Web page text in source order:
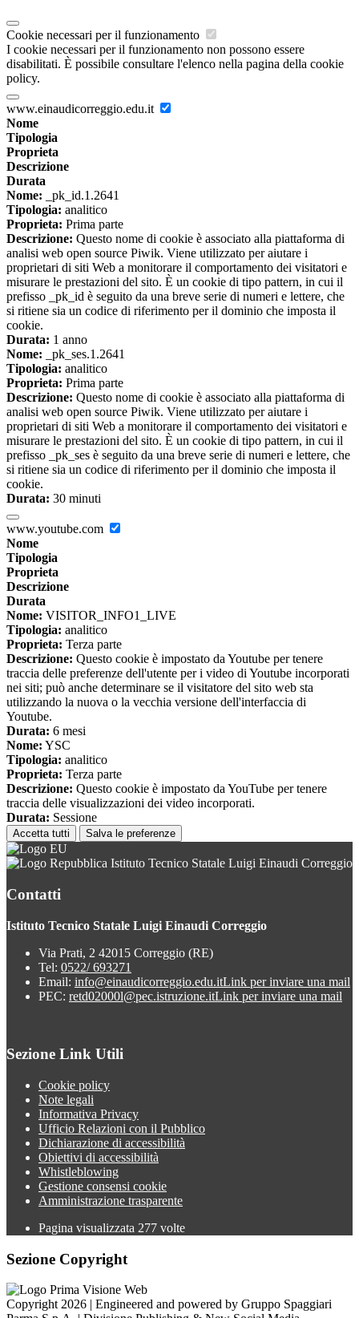
Cookie necessari per il funzionamento
I cookie necessari per il funzionamento non possono essere
disabilitati. È possibile consultare l'elenco nella pagina della cookie
policy.
www.einaudicorreggio.edu.it
Nome
Tipologia
Proprieta
Descrizione
Durata
Nome: _pk_id.1.2641
Tipologia: analitico
Proprieta: Prima parte
Descrizione: Questo nome di cookie è associato alla piattaforma di
analisi web open source Piwik. Viene utilizzato per aiutare i
proprietari di siti Web a monitorare il comportamento dei visitatori e
misurare le prestazioni del sito. È un cookie di tipo pattern, in cui il
prefisso _pk_id è seguito da una breve serie di numeri e lettere, che
si ritiene sia un codice di riferimento per il dominio che imposta il
cookie.
Durata: 1 anno
Nome: _pk_ses.1.2641
Tipologia: analitico
Proprieta: Prima parte
Descrizione: Questo nome di cookie è associato alla piattaforma di
analisi web open source Piwik. Viene utilizzato per aiutare i
proprietari di siti Web a monitorare il comportamento dei visitatori e
misurare le prestazioni del sito. È un cookie di tipo pattern, in cui il
prefisso _pk_ses è seguito da una breve serie di numeri e lettere, che
si ritiene sia un codice di riferimento per il dominio che imposta il
cookie.
Durata: 30 minuti
www.youtube.com
Nome
Tipologia
Proprieta
Descrizione
Durata
Nome: VISITOR_INFO1_LIVE
Tipologia: analitico
Proprieta: Terza parte
Descrizione: Questo cookie è impostato da Youtube per tenere
traccia delle preferenze dell'utente per i video di Youtube incorporati
nei siti; può anche determinare se il visitatore del sito web sta
utilizzando la nuova o la vecchia versione dell'interfaccia di
Youtube.
Durata: 6 mesi
Nome: YSC
Tipologia: analitico
Proprieta: Terza parte
Descrizione: Questo cookie è impostato da YouTube per tenere
traccia delle visualizzazioni dei video incorporati.
Durata: Sessione
Accetta tutti Salva le preferenze
Istituto Tecnico Statale Luigi Einaudi Correggio
Contatti
Istituto Tecnico Statale Luigi Einaudi Correggio
Via Prati, 2 42015 Correggio (RE)
Tel: 0522/ 693271
Email: info@einaudicorreggio.edu.itLink per inviare una mail
PEC: retd02000l@pec.istruzione.itLink per inviare una mail
Sezione Link Utili
Cookie policy
Note legali
Informativa Privacy
Ufficio Relazioni con il Pubblico
Dichiarazione di accessibilità
Obiettivi di accessibilità
Whistleblowing
Gestione consensi cookie
Amministrazione trasparente
Pagina visualizzata 277 volte
Sezione Copyright
Copyright 2026 | Engineered and powered by Gruppo Spaggiari